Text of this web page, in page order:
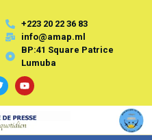
+223 20 22 36 83
info@amap.ml
BP:41 Square Patrice
Lumuba